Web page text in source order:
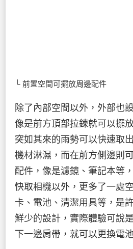
└ 前置空間可擺放周邊配件
除了內部空間以外，外部也
像是前方頂部拉鍊就可以擺
突如其來的雨勢可以快速取
機材淋濕，而在前方側邊則
配件，像是濾鏡、筆記本等
快取相機以外，更多了一處
卡、電池、清潔用具等，是
鮮少的設計，實際體驗可說
下一邊肩帶，就可以更換電